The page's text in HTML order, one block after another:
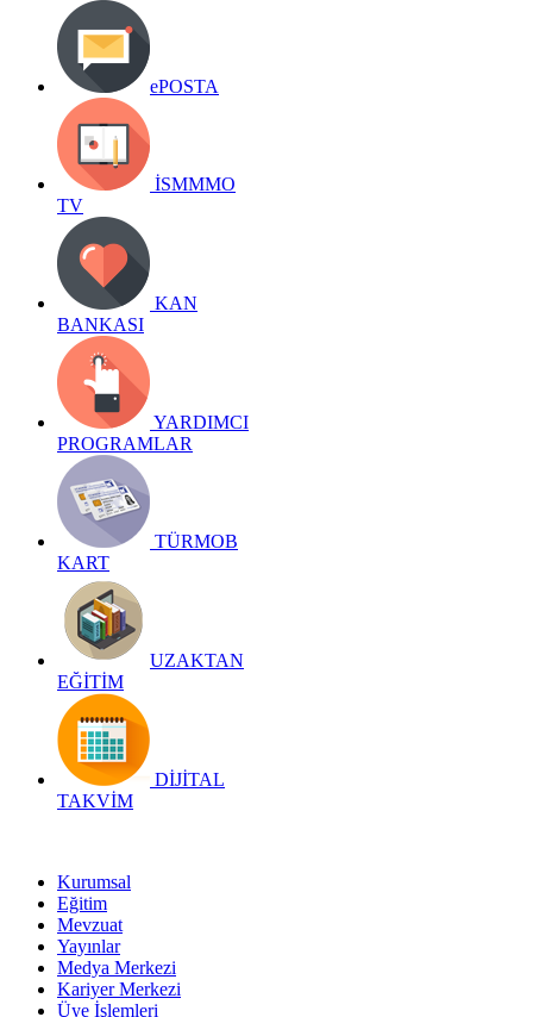
ePOSTA
İSMMMO
TV
KAN
BANKASI
YARDIMCI
PROGRAMLAR
TÜRMOB
KART
UZAKTAN
EĞİTİM
DİJİTAL
TAKVİM
Kurumsal
Eğitim
Mevzuat
Yayınlar
Medya Merkezi
Kariyer Merkezi
Üye İşlemleri